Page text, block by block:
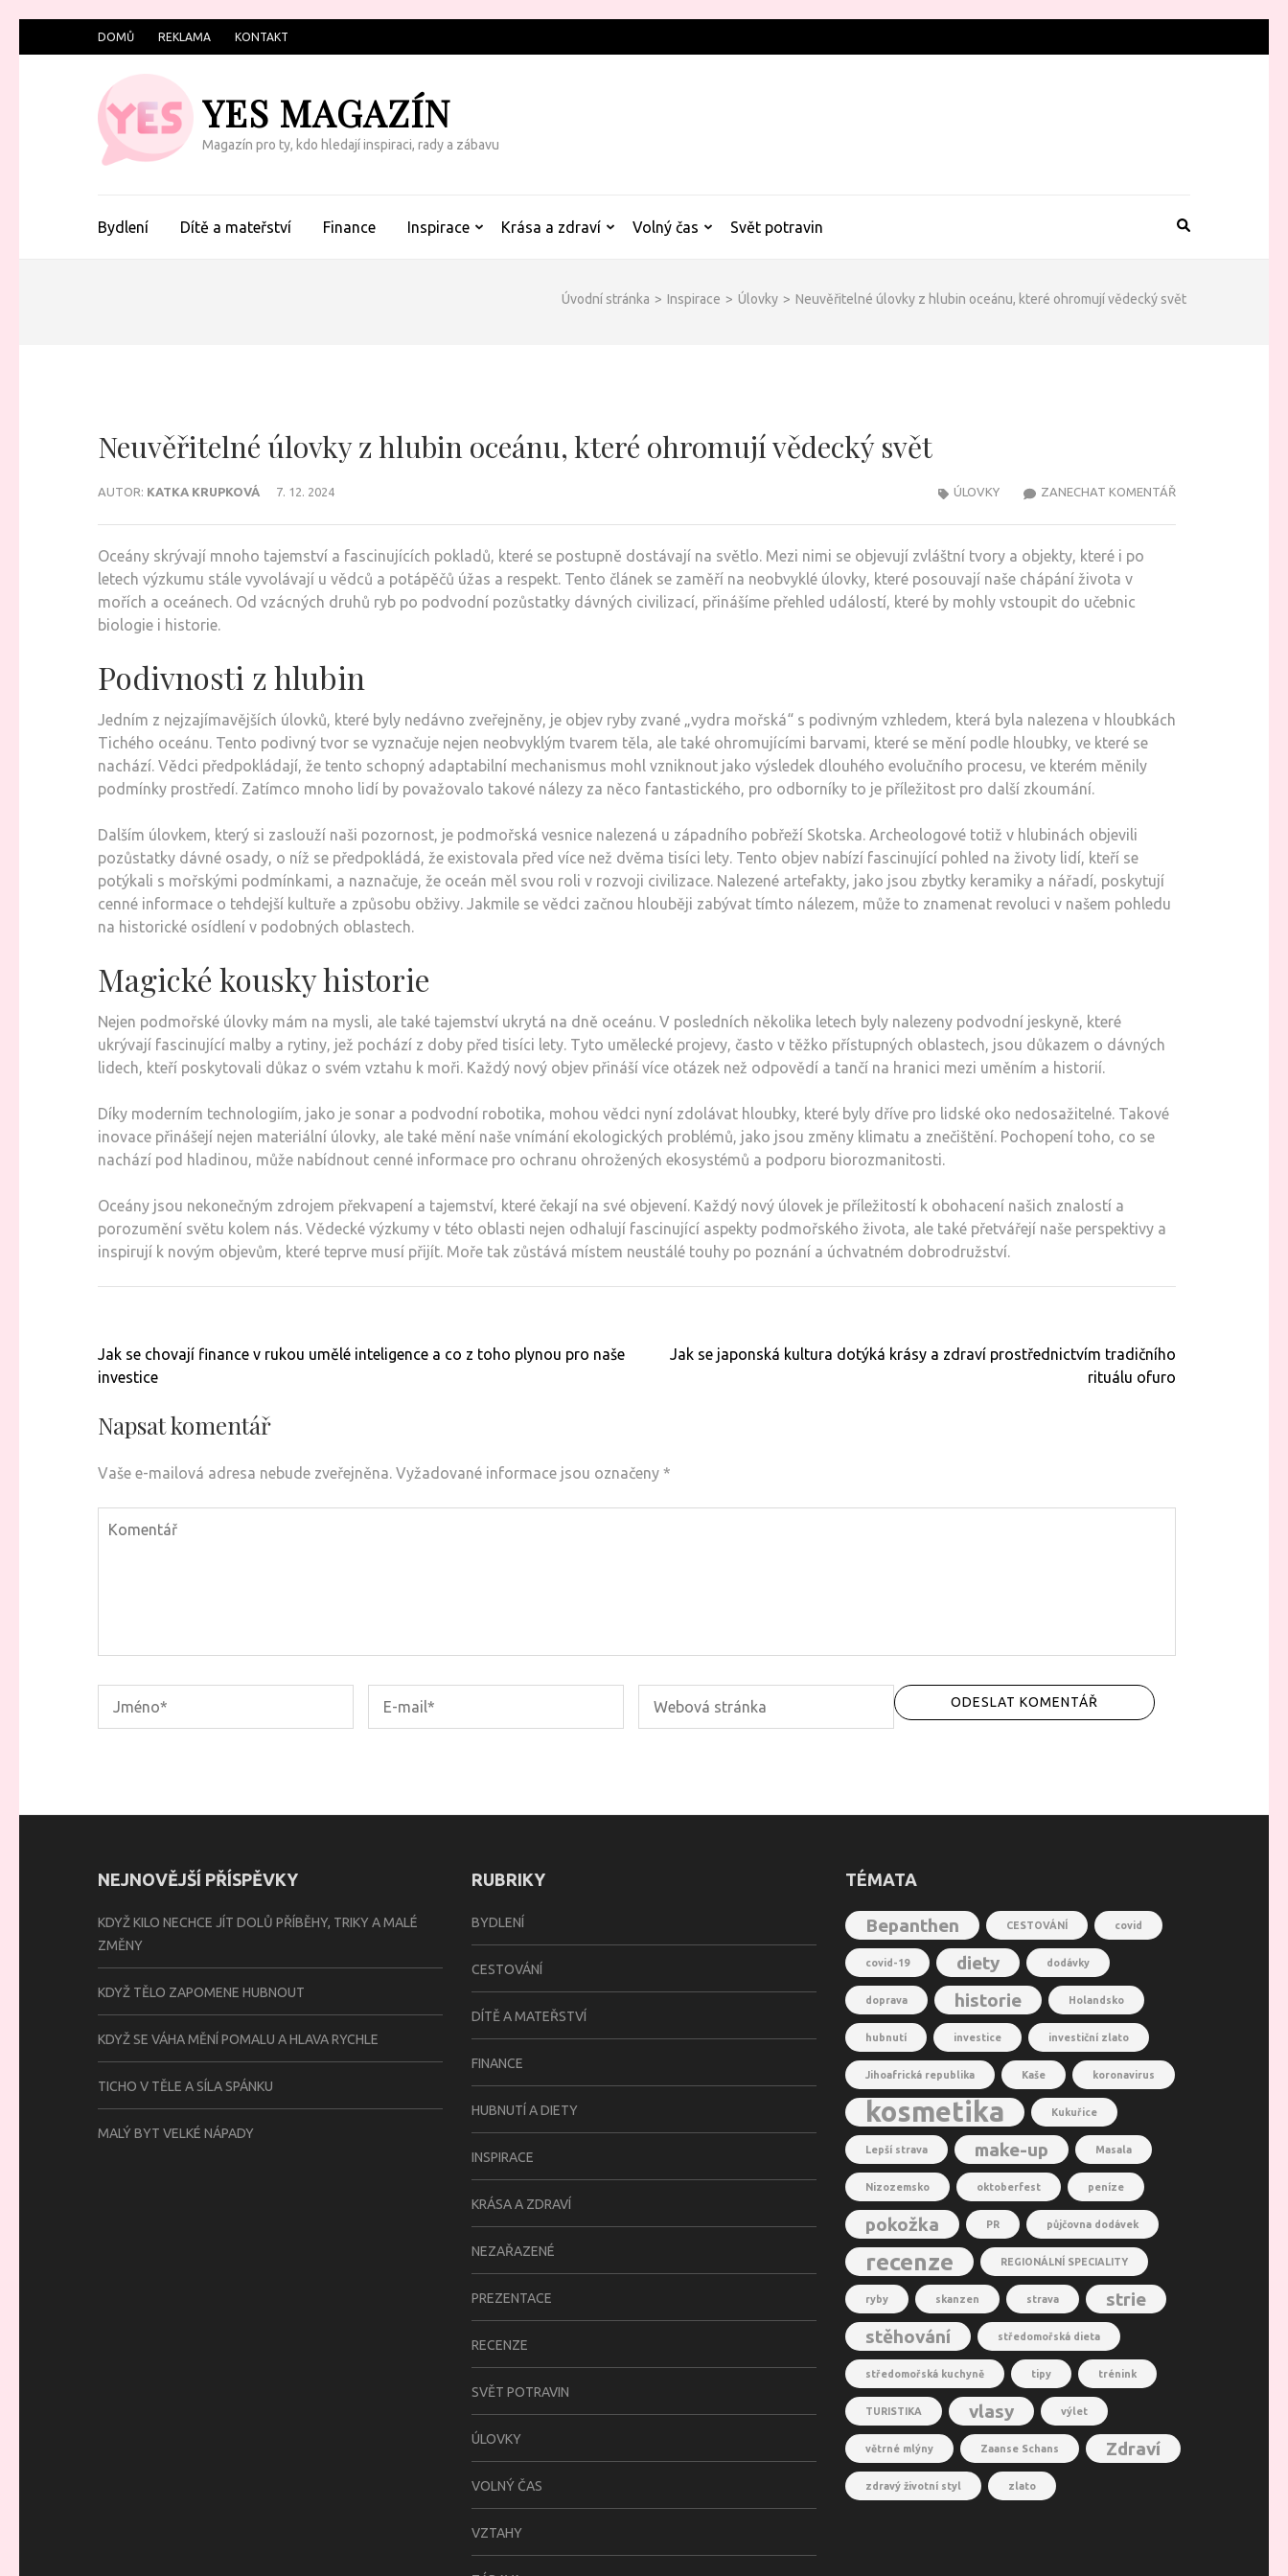
na
DOMŮ REKLAMA KONTAKT
YES MAGAZÍN
Magazín pro ty, kdo hledají inspiraci, rady a zábavu
Bydlení Dítě a mateřství Finance Inspirace Krása a zdraví Volný čas Svět potravin
Úvodní stránka > Inspirace > Úlovky > Neuvěřitelné úlovky z hlubin oceánu, které ohromují vědecký svět
Neuvěřitelné úlovky z hlubin oceánu, které ohromují vědecký svět
AUTOR: KATKA KRUPKOVÁ 7. 12. 2024 ZANECHAT KOMENTÁŘNA
ÚLOVKY
Oceány skrývají mnoho tajemství a fascinujících pokladů, které se postupně dostávají na světlo. Mezi nimi se objevují zvláštní tvory a objekty, které i po
letech výzkumu stále vyvolávají u vědců a potápěčů úžas a respekt. Tento článek se zaměří na neobvyklé úlovky, které posouvají naše chápání života v
mořích a oceánech. Od vzácných druhů ryb po podvodní pozůstatky dávných civilizací, přinášíme přehled událostí, které by mohly vstoupit do učebnic
biologie i historie.
Podivnosti z hlubin
Jedním z nejzajímavějších úlovků, které byly nedávno zveřejněny, je objev ryby zvané „vydra mořská“ s podivným vzhledem, která byla nalezena v hloubkách
Tichého oceánu. Tento podivný tvor se vyznačuje nejen neobvyklým tvarem těla, ale také ohromujícími barvami, které se mění podle hloubky, ve které se
nachází. Vědci předpokládají, že tento schopný adaptabilní mechanismus mohl vzniknout jako výsledek dlouhého evolučního procesu, ve kterém měnily
podmínky prostředí. Zatímco mnoho lidí by považovalo takové nálezy za něco fantastického, pro odborníky to je příležitost pro další zkoumání.
Dalším úlovkem, který si zaslouží naši pozornost, je podmořská vesnice nalezená u západního pobřeží Skotska. Archeologové totiž v hlubinách objevili
pozůstatky dávné osady, o níž se předpokládá, že existovala před více než dvěma tisíci lety. Tento objev nabízí fascinující pohled na životy lidí, kteří se
potýkali s mořskými podmínkami, a naznačuje, že oceán měl svou roli v rozvoji civilizace. Nalezené artefakty, jako jsou zbytky keramiky a nářadí, poskytují
cenné informace o tehdejší kultuře a způsobu obživy. Jakmile se vědci začnou hlouběji zabývat tímto nálezem, může to znamenat revoluci v našem pohledu
na historické osídlení v podobných oblastech.
Magické kousky historie
Nejen podmořské úlovky mám na mysli, ale také tajemství ukrytá na dně oceánu. V posledních několika letech byly nalezeny podvodní jeskyně, které
ukrývají fascinující malby a rytiny, jež pochází z doby před tisíci lety. Tyto umělecké projevy, často v těžko přístupných oblastech, jsou důkazem o dávných
lidech, kteří poskytovali důkaz o svém vztahu k moři. Každý nový objev přináší více otázek než odpovědí a tančí na hranici mezi uměním a historií.
Díky moderním technologiím, jako je sonar a podvodní robotika, mohou vědci nyní zdolávat hloubky, které byly dříve pro lidské oko nedosažitelné. Takové
inovace přinášejí nejen materiální úlovky, ale také mění naše vnímání ekologických problémů, jako jsou změny klimatu a znečištění. Pochopení toho, co se
nachází pod hladinou, může nabídnout cenné informace pro ochranu ohrožených ekosystémů a podporu biorozmanitosti.
Oceány jsou nekonečným zdrojem překvapení a tajemství, které čekají na své objevení. Každý nový úlovek je příležitostí k obohacení našich znalostí a
porozumění světu kolem nás. Vědecké výzkumy v této oblasti nejen odhalují fascinující aspekty podmořského života, ale také přetvářejí naše perspektivy a
inspirují k novým objevům, které teprve musí přijít. Moře tak zůstává místem neustálé touhy po poznání a úchvatném dobrodružství.
Navigace
pro
Jak se chovají finance v rukou umělé inteligence a co z toho plynou pro naše
investice
Jak se japonská kultura dotýká krásy a zdraví prostřednictvím tradičního
rituálu ofuro
Napsat komentář
Vaše e-mailová adresa nebude zveřejněna. Vyžadované informace jsou označeny *
NEJNOVĚJŠÍ PŘÍSPĚVKY
KDYŽ KILO NECHCE JÍT DOLŮ PŘÍBĚHY, TRIKY A MALÉ
ZMĚNY
KDYŽ TĚLO ZAPOMENE HUBNOUT
KDYŽ SE VÁHA MĚNÍ POMALU A HLAVA RYCHLE
TICHO V TĚLE A SÍLA SPÁNKU
MALÝ BYT VELKÉ NÁPADY
RUBRIKY
BYDLENÍ
CESTOVÁNÍ
DÍTĚ A MATEŘSTVÍ
FINANCE
HUBNUTÍ A DIETY
INSPIRACE
KRÁSA A ZDRAVÍ
NEZAŘAZENÉ
PREZENTACE
RECENZE
SVĚT POTRAVIN
ÚLOVKY
VOLNÝ ČAS
VZTAHY
TÉMATA
Bepanthen CESTOVÁNÍ covid
covid-19 diety dodávky
doprava historie Holandsko
hubnutí investice investiční zlato
Jihoafrická republika Kaše koronavirus
kosmetika Kukuřice
Lepší strava make-up Masala
Nizozemsko oktoberfest peníze
pokožka PR půjčovna dodávek
recenze REGIONÁLNÍ SPECIALITY
ryby skanzen strava
strie
stěhování
středomořská dieta
středomořská kuchyně tipy trénink
TURISTIKA vlasy výlet
větrné mlýny Zaanse Schans Zdraví
zdravý životní styl zlato